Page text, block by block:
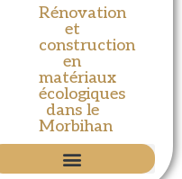
Rénovation
et
construction
en
matériaux
écologiques
dans le
Morbihan